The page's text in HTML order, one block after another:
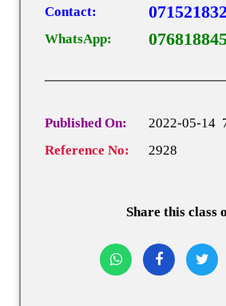
Contact:
WhatsApp:
Published On:
2022-05-14
Reference No:
2928
Share this class